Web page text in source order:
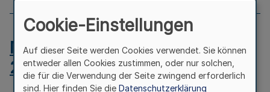
MB.NRW 2026 Nr. 204 vom
24.07.2026
Cookie-Einstellungen
Auf dieser Seite werden Cookies verwendet. Sie können
entweder allen Cookies zustimmen, oder nur solchen,
die für die Verwendung der Seite zwingend erforderlich
sind. Hier finden Sie die Datenschutzerklärung